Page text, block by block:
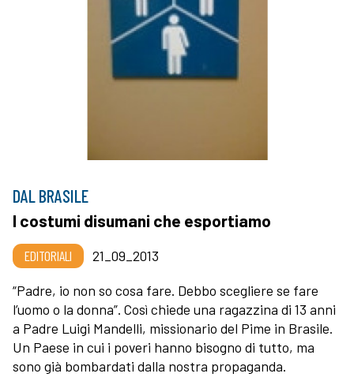
DAL BRASILE
I costumi disumani che esportiamo
EDITORIALI
21_09_2013
“Padre, io non so cosa fare. Debbo scegliere se fare
l’uomo o la donna”. Così chiede una ragazzina di 13 anni
a Padre Luigi Mandelli, missionario del Pime in Brasile.
Un Paese in cui i poveri hanno bisogno di tutto, ma
sono già bombardati dalla nostra propaganda.